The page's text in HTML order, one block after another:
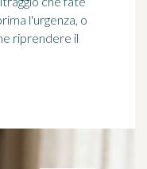
l'urgenza, o
riprendere il